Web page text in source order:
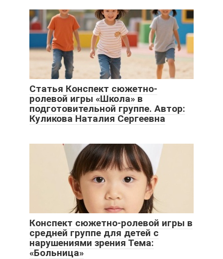
Статья Конспект сюжетно-
ролевой игры «Школа» в
подготовительной группе. Автор:
Куликова Наталия Сергеевна
Конспект сюжетно-ролевой игры в
средней группе для детей с
нарушениями зрения Тема:
«Больница»